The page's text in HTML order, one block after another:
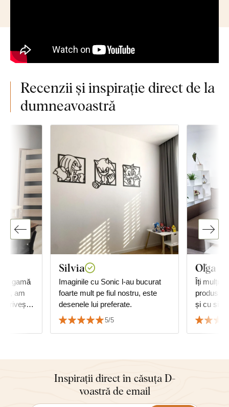
Recenzii și inspirație direct de la
dumneavoastră
O gamă
am
Silvia
Imaginile cu Sonic l-au bucurat
foarte mult pe fiul nostru, este
desenele lui preferate.
5/5
Oľga I.
Îți
produsul
și cu
mea
căldură!
Inspirații direct în căsuța D-
voastră de email